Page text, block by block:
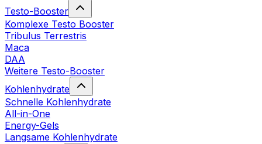
Testo-Booster
Komplexe Testo Booster
Tribulus Terrestris
Maca
DAA
Weitere Testo-Booster
Kohlenhydrate
Schnelle Kohlenhydrate
All-in-One
Energy-Gels
Langsame Kohlenhydrate